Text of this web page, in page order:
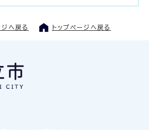
へ戻る トップページへ戻る